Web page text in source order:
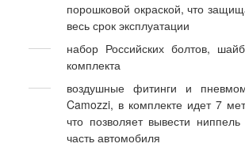
порошковой окраской, что
весь срок эксплуатации
набор Российских болтов,
комплекта
воздушные фитинги и
Camozzi, в комплекте идет 7
что позволяет вывести
часть автомобиля